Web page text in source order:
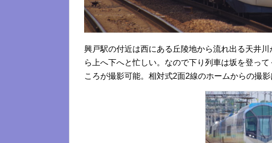
興戸駅の付近は西にある丘陵地から流れ出る天井
ら上へ下へと忙しい。なので下り列車は坂を登っ
ころが撮影可能。相対式2面2線のホームからの撮影